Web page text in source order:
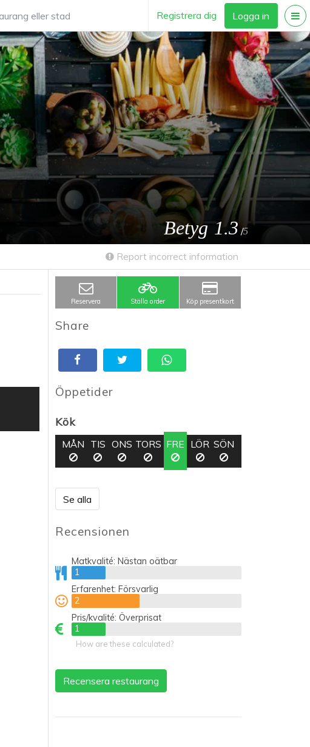
Registrera dig Logga in
Betyg 1.3 /5
Report incorrect information
Reservera Ställa order Köp presentkort
Share
Öppetider
Kök
MÅN TIS ONS TORS FRE LÖR SÖN
Se alla
Recensionen
Matkvalité:Nästan oätbar
1
1
Erfarenhet:Försvarlig
2
2
Pris/kvalité:Överprisat
1
1
How are these calculated?
Recensera restaurang